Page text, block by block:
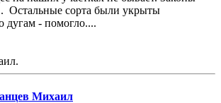
Остальные сорта были укрыты
дугам - помогло....
Михаил